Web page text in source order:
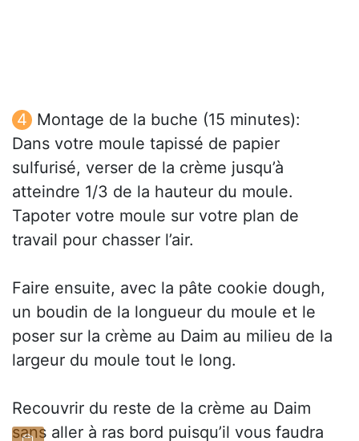
Montage de la buche (15 minutes):
Dans votre moule tapissé de papier
sulfurisé, verser de la crème jusqu’à
atteindre 1/3 de la hauteur du moule.
Tapoter votre moule sur votre plan de
travail pour chasser l’air.
Faire ensuite, avec la pâte cookie dough,
un boudin de la longueur du moule et le
poser sur la crème au Daim au milieu de la
largeur du moule tout le long.
Recouvrir du reste de la crème au Daim
sans aller à ras bord puisqu’il vous faudra